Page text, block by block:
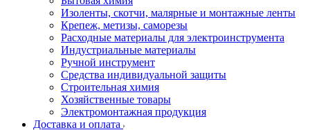
Изоленты, скотчи, малярные и монтажные ленты
Крепеж, метизы, саморезы
Расходные материалы для электроинструмента
Индустриальные материалы
Ручной инструмент
Средства индивидуальной защиты
Строительная химия
Хозяйственные товары
Электромонтажная продукция
Доставка и оплата